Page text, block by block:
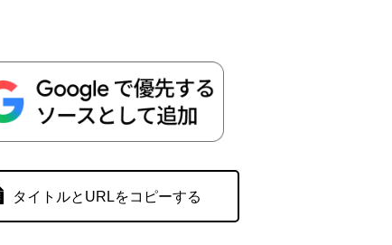
タイトルとURLをコピーする